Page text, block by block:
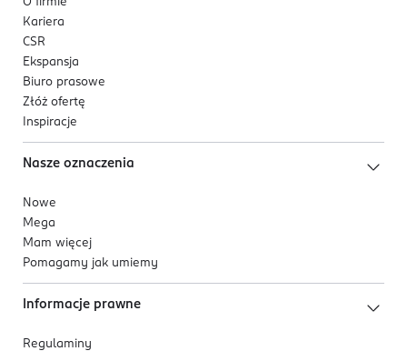
Kariera
CSR
Ekspansja
Biuro prasowe
Złóż ofertę
Inspiracje
Nasze oznaczenia
Nowe
Mega
Mam więcej
Pomagamy jak umiemy
Informacje prawne
Regulaminy